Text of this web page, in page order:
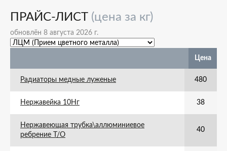
ПРАЙС-ЛИСТ (цена за кг)
обновлён 8 августа 2026 г.
Цена
Радиаторы медные луженые 480
Нержавейка 10Нг 38
Нержавеющая трубка\аллюминиевое
ребрение Т/О
40